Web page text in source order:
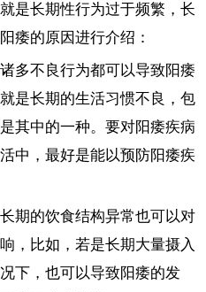
是长期性行为过于频繁，长
痿的原因进行介绍：
多不良行为都可以导致阳痿
是长期的生活习惯不良，包
其中的一种。要对阳痿疾病
中，最好是能以预防阳痿疾
期的饮食结构异常也可以对
，比如，若是长期大量摄入
下，也可以导致阳痿的发